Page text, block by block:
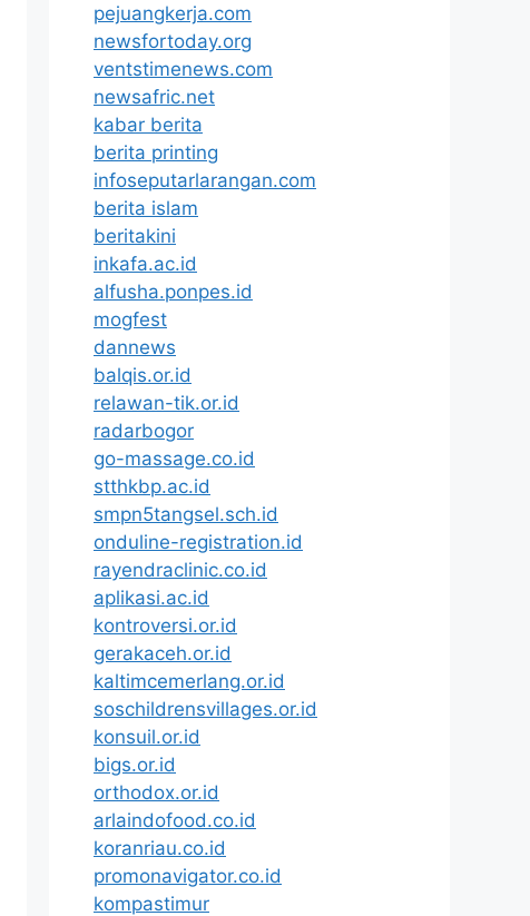
pejuangkerja.com
newsfortoday.org
ventstimenews.com
newsafric.net
kabar berita
berita printing
infoseputarlarangan.com
berita islam
beritakini
inkafa.ac.id
alfusha.ponpes.id
mogfest
dannews
balqis.or.id
relawan-tik.or.id
radarbogor
go-massage.co.id
stthkbp.ac.id
smpn5tangsel.sch.id
onduline-registration.id
rayendraclinic.co.id
aplikasi.ac.id
kontroversi.or.id
gerakaceh.or.id
kaltimcemerlang.or.id
soschildrensvillages.or.id
konsuil.or.id
bigs.or.id
orthodox.or.id
arlaindofood.co.id
koranriau.co.id
promonavigator.co.id
kompastimur